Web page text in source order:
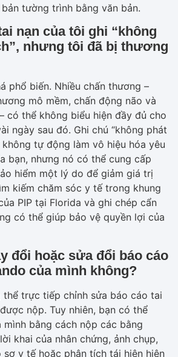
tường trình bằng văn bản.
nạn của tôi ghi “không
nhưng tôi đã bị thương
phổ biến. Nhiều chấn thương –
mô mềm, chấn động não và
có thể không biểu hiện đầy đủ cho
ngày sau đó. Ghi chú “không phát
không tự động làm vô hiệu hóa yêu
bạn, nhưng nó có thể cung cấp
hiểm một lý do để giảm giá trị
kiếm chăm sóc y tế trong khung
PIP tại Florida và ghi chép cẩn
có thể giúp bảo vệ quyền lợi của
đổi hoặc sửa đổi báo cáo
của mình không?
thể trực tiếp chỉnh sửa báo cáo tai
nộp. Tuy nhiên, bạn có thể
bằng cách nộp các bằng
khai của nhân chứng, ảnh chụp,
sơ y tế hoặc phân tích tái hiện hiện